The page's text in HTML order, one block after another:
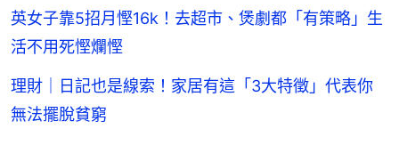
英女子靠5招月慳16k！去超市、煲劇都「有策略」生
活不用死慳爛慳
理財｜日記也是線索！家居有這「3大特徵」代表你
無法擺脫貧窮